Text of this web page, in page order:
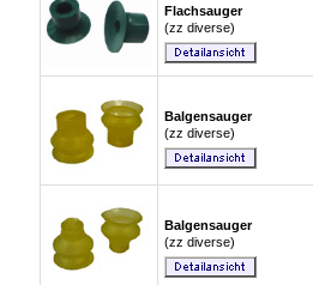
Flachsauger
(zz diverse)
Balgensauger
(zz diverse)
Balgensauger
(zz diverse)